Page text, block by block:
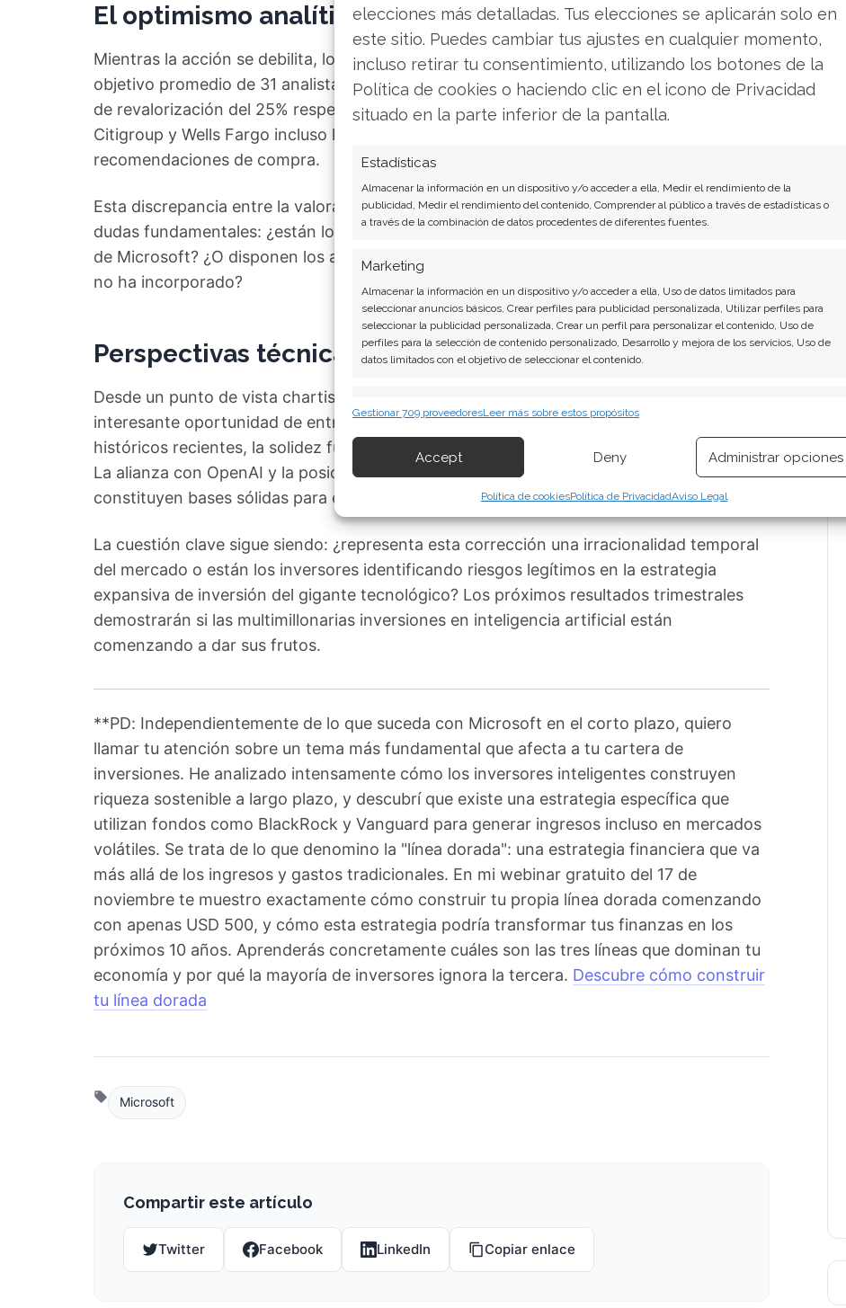
elecciones más detalladas. Tus elecciones se aplicarán solo en
este sitio. Puedes cambiar tus ajustes en cualquier momento,
incluso retirar tu consentimiento, utilizando los botones de la
Política de cookies o haciendo clic en el icono de Privacidad
situado en la parte inferior de la pantalla.
Estadísticas
Almacenar la información en un dispositivo y/o acceder a ella, Medir el rendimiento de la
publicidad, Medir el rendimiento del contenido, Comprender al público a través de estadísticas o
a través de la combinación de datos procedentes de diferentes fuentes.
Marketing
Almacenar la información en un dispositivo y/o acceder a ella, Uso de datos limitados para
seleccionar anuncios básicos, Crear perfiles para publicidad personalizada, Utilizar perfiles para
seleccionar la publicidad personalizada, Crear un perfil para personalizar el contenido, Uso de
perfiles para la selección de contenido personalizado, Desarrollo y mejora de los servicios, Uso de
datos limitados con el objetivo de seleccionar el contenido.
información transmitida de forma automática.
Garantizar la seguridad, evitar y detectar fraudes, y eliminar
fallos, Ofrecer y presentar publicidad y contenido, Guardar y
comunicar las preferencias de privacidad.
Siempre activo
Gestionar 709 proveedoresLeer más sobre estos propósitos
Accept Deny Administrar opciones
Política de cookiesPolítica de PrivacidadAviso Legal
El optimismo analítico permanece intacto
Mientras la acción se debilita, los analistas mantienen su postura alcista. El precio
objetivo promedio de 31 analistas se sitúa en 633,06 dólares, lo que implica un potencial
de revalorización del 25% respecto a los niveles actuales. Entidades como JP Morgan,
Citigroup y Wells Fargo incluso han elevado sus objetivos y reiterado sus
recomendaciones de compra.
Esta discrepancia entre la valoración de mercado y la opinión de los analistas plantea
dudas fundamentales: ¿están los mercados pasando por alto el potencial fundamental
de Microsoft? ¿O disponen los analistas de información que el mercado general todavía
no ha incorporado?
Perspectivas técnicas y fundamentales
Desde un punto de vista chartista, esta fase de debilidad podría representar una
interesante oportunidad de entrada. Aunque la acción cotiza por debajo de sus máximos
históricos recientes, la solidez fundamental de la empresa cuenta una historia diferente.
La alianza con OpenAI y la posición dominante en el negocio de infraestructura de IA
constituyen bases sólidas para el crecimiento futuro.
La cuestión clave sigue siendo: ¿representa esta corrección una irracionalidad temporal
del mercado o están los inversores identificando riesgos legítimos en la estrategia
expansiva de inversión del gigante tecnológico? Los próximos resultados trimestrales
demostrarán si las multimillonarias inversiones en inteligencia artificial están
comenzando a dar sus frutos.
**PD: Independientemente de lo que suceda con Microsoft en el corto plazo, quiero
llamar tu atención sobre un tema más fundamental que afecta a tu cartera de
inversiones. He analizado intensamente cómo los inversores inteligentes construyen
riqueza sostenible a largo plazo, y descubrí que existe una estrategia específica que
utilizan fondos como BlackRock y Vanguard para generar ingresos incluso en mercados
volátiles. Se trata de lo que denomino la "línea dorada": una estrategia financiera que va
más allá de los ingresos y gastos tradicionales. En mi webinar gratuito del 17 de
noviembre te muestro exactamente cómo construir tu propia línea dorada comenzando
con apenas USD 500, y cómo esta estrategia podría transformar tus finanzas en los
próximos 10 años. Aprenderás concretamente cuáles son las tres líneas que dominan tu
economía y por qué la mayoría de inversores ignora la tercera. Descubre cómo construir
tu línea dorada
Microsoft
Compartir este artículo
Twitter Facebook LinkedIn Copiar enlace